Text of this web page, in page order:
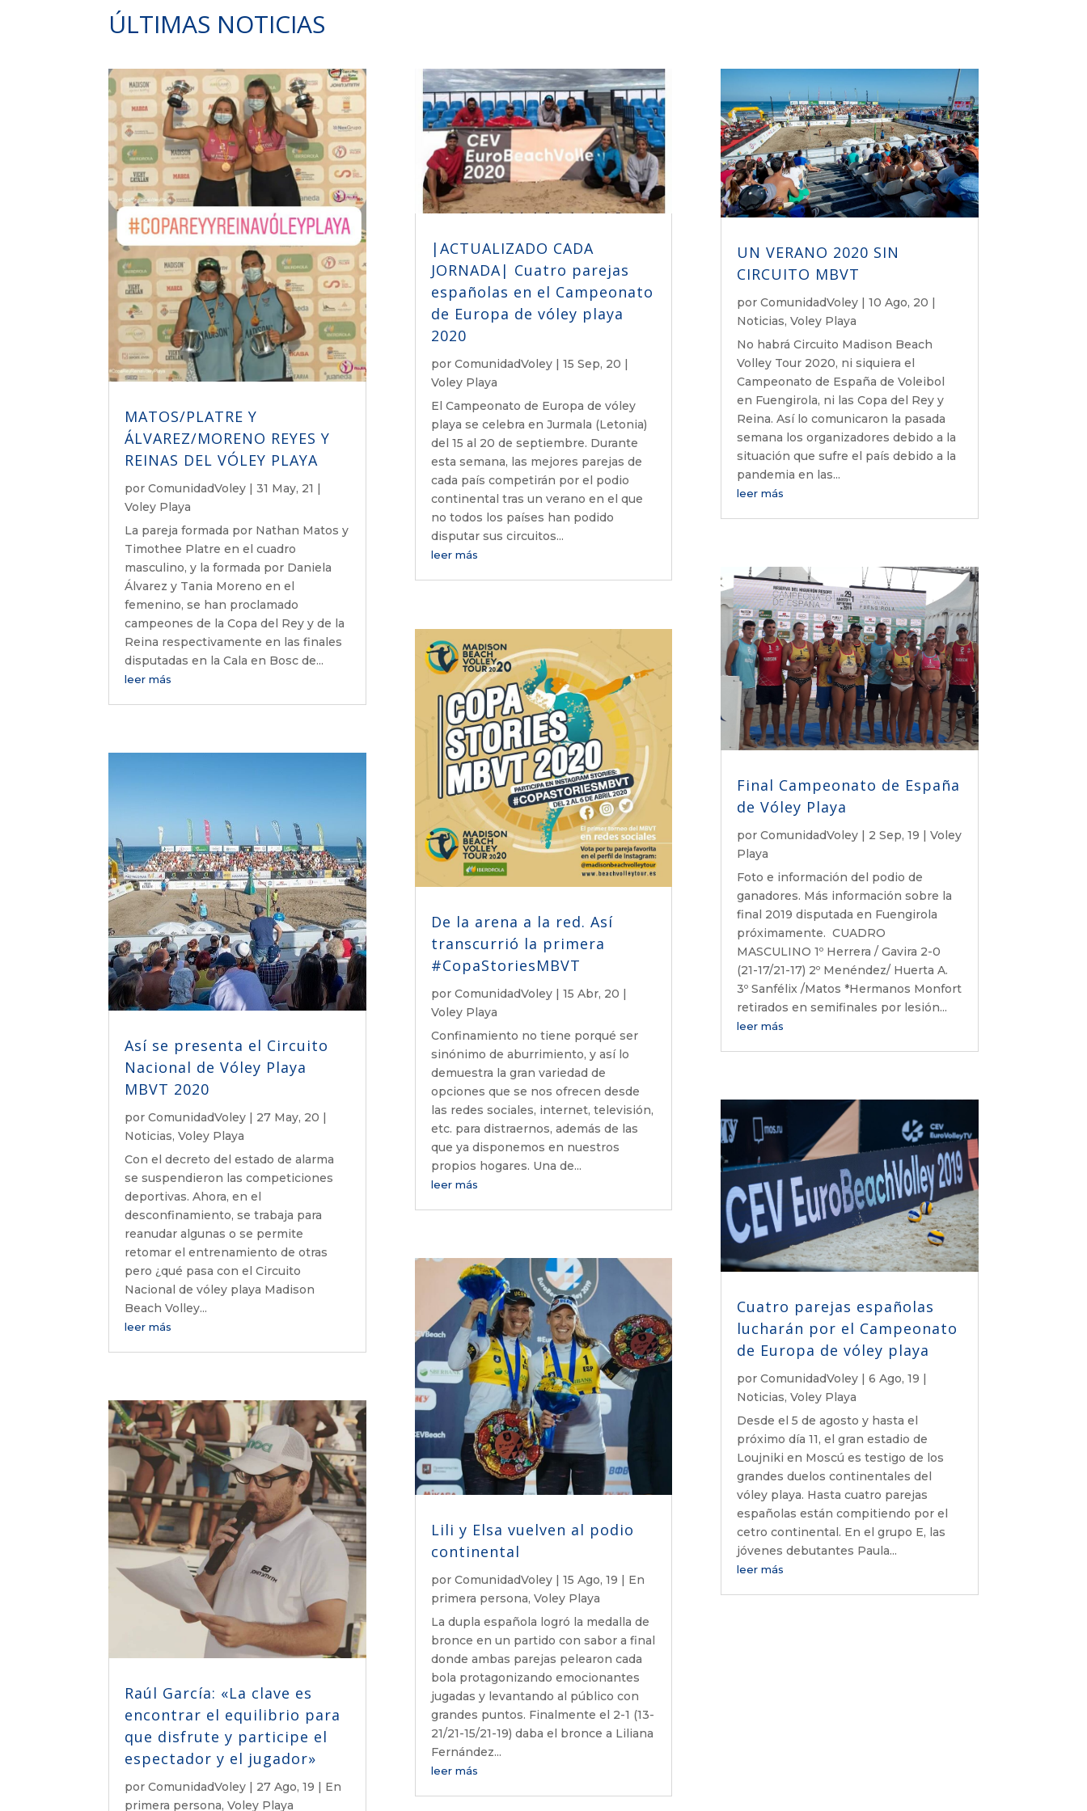
ÚLTIMAS NOTICIAS
MATOS/PLATRE Y
ÁLVAREZ/MORENO REYES Y
REINAS DEL VÓLEY PLAYA
porComunidadVoley |31 May, 21 |
Voley Playa
La pareja formada por Nathan Matos y
Timothee Platre en el cuadro
masculino, y la formada por Daniela
Álvarez y Tania Moreno en el
femenino, se han proclamado
campeones de la Copa del Rey y de la
Reina respectivamente en las finales
disputadas en la Cala en Bosc de...
leer más
Así se presenta el Circuito
Nacional de Vóley Playa
MBVT 2020
porComunidadVoley | 27 May, 20 |
Noticias,Voley Playa
Con el decreto del estado de alarma
se suspendieron las competiciones
deportivas. Ahora, en el
desconfinamiento, se trabaja para
reanudar algunas o se permite
retomar el entrenamiento de otras
pero ¿qué pasa con el Circuito
Nacional de vóley playa Madison
Beach Volley...
leer más
Raúl García: «La clave es
encontrar el equilibrio para
que disfrute y participe el
espectador y el jugador»
porComunidadVoley | 27 Ago, 19 | En
primera persona,Voley Playa
|ACTUALIZADO CADA
JORNADA| Cuatro parejas
españolas en el Campeonato
de Europa de vóley playa
2020
por ComunidadVoley| 15 Sep, 20
Voley Playa
El Campeonato de Europa de vóley
playa se celebra en Jurmala (Letonia)
del 15 al 20 de septiembre. Durante
esta semana, las mejores parejas de
cada país competirán por el podio
continental tras un verano en el que
no todos los países han podido
disputar sus circuitos...
leer más
De la arena a la red. Así
transcurrió la primera
#CopaStoriesMBVT
por ComunidadVoley| 15 Abr, 20 |
Voley Playa
Confinamiento no tiene porqué ser
sinónimo de aburrimiento, y así lo
demuestra la gran variedad de
opciones que se nos ofrecen desde
las redes sociales, internet, televisión,
etc. para distraernos, además de las
que ya disponemos en nuestros
propios hogares. Una de...
leer más
Lili y Elsa vuelven al podio
continental
por ComunidadVoley| 15 Ago, 19 | En
primera persona, Voley Playa
La dupla española logró la medalla de
bronce en un partido con sabor a final
donde ambas parejas pelearon cada
bola protagonizando emocionantes
jugadas y levantando al público con
grandes puntos. Finalmente el 2-1 (13-
21/21-15/21-19) daba el bronce a Liliana
Fernández...
leer más
UN VERANO 2020 SIN
CIRCUITO MBVT
por ComunidadVoley| 10 Ago, 20 |
Noticias, Voley Playa
No habrá Circuito Madison Beach
Volley Tour 2020, ni siquiera el
Campeonato de España de Voleibol
en Fuengirola, ni las Copa del Rey y
Reina. Así lo comunicaron la pasada
semana los organizadores debido a la
situación que sufre el país debido a la
pandemia en las...
leer más
Final Campeonato de España
de Vóley Playa
por ComunidadVoley| 2 Sep, 19 | Voley
Playa
Foto e información del podio de
ganadores. Más información sobre la
final 2019 disputada en Fuengirola
próximamente. CUADRO
MASCULINO 1º Herrera / Gavira 2-0
(21-17/21-17) 2º Menéndez/ Huerta A.
3º Sanfélix /Matos *Hermanos Monfort
retirados en semifinales por lesión...
leer más
Cuatro parejas españolas
lucharán por el Campeonato
de Europa de vóley playa
por ComunidadVoley| 6 Ago, 19 |
Noticias, Voley Playa
Desde el 5 de agosto y hasta el
próximo día 11, el gran estadio de
Loujniki en Moscú es testigo de los
grandes duelos continentales del
vóley playa. Hasta cuatro parejas
españolas están compitiendo por el
cetro continental. En el grupo E, las
jóvenes debutantes Paula...
leer más